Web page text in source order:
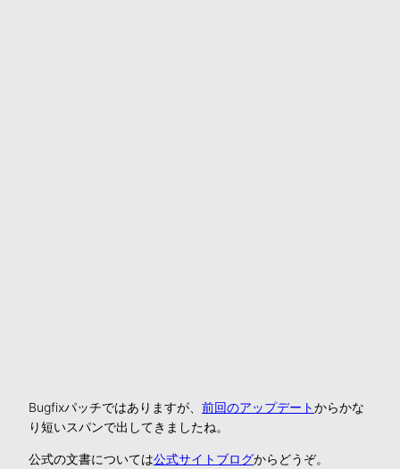
Bugfixパッチではありますが、 前回のアップデートからかな
り短いスパンで出してきましたね。
公式の文書については公式サイトブログからどうぞ。